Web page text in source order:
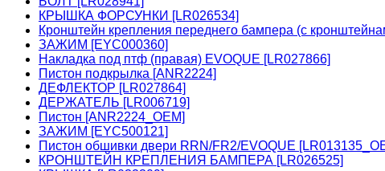
КРЫШКА ФОРСУНКИ [LR026534]
Кронштейн крепления переднего бампера (с
ЗАЖИМ [EYC000360]
Накладка под птф (правая) EVOQUE [LR027866]
Пистон подкрылка [ANR2224]
ДЕФЛЕКТОР [LR027864]
ДЕРЖАТЕЛЬ [LR006719]
Пистон [ANR2224_OEM]
ЗАЖИМ [EYC500121]
Пистон обшивки двери RRN/FR2/EVOQUE
КРОНШТЕЙН КРЕПЛЕНИЯ БАМПЕРА [LR026525]